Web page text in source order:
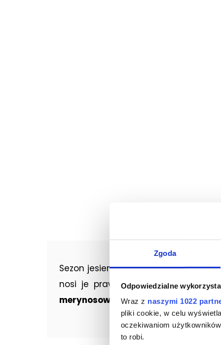
Zgoda
Odpowiedzialne
Wraz z naszymi 1022
pliki cookie, w celu
oczekiwaniom
to robi.
Sezon jesienno-zimowy to czas
nosi je prawie codziennie.
merynosowa